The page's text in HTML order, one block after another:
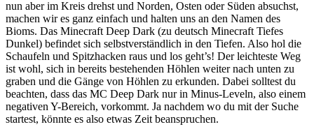
nun aber im Kreis drehst und Norden, Osten oder Süden absuchst,
machen wir es ganz einfach und halten uns an den Namen des
Bioms. Das Minecraft Deep Dark (zu deutsch Minecraft Tiefes
Dunkel) befindet sich selbstverständlich in den Tiefen. Also hol die
Schaufeln und Spitzhacken raus und los geht’s! Der leichteste Weg
ist wohl, sich in bereits bestehenden Höhlen weiter nach unten zu
graben und die Gänge von Höhlen zu erkunden. Dabei solltest du
beachten, dass das MC Deep Dark nur in Minus-Leveln, also einem
negativen Y-Bereich, vorkommt. Ja nachdem wo du mit der Suche
startest, könnte es also etwas Zeit beanspruchen.